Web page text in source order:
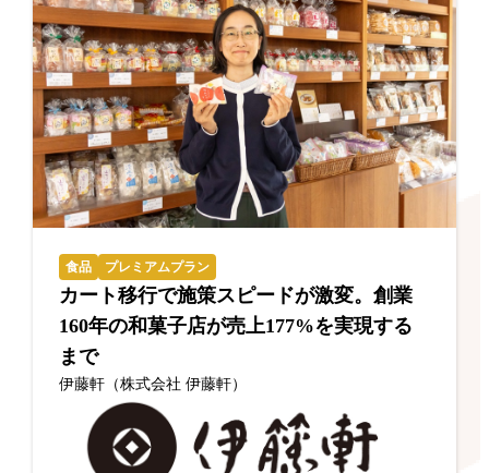
食品 プレミアムプラン
カート移行で施策スピードが激変。創業
160年の和菓子店が売上177%を実現する
まで
伊藤軒（株式会社 伊藤軒）